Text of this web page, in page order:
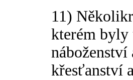
11)
kterém byly
křesťanství